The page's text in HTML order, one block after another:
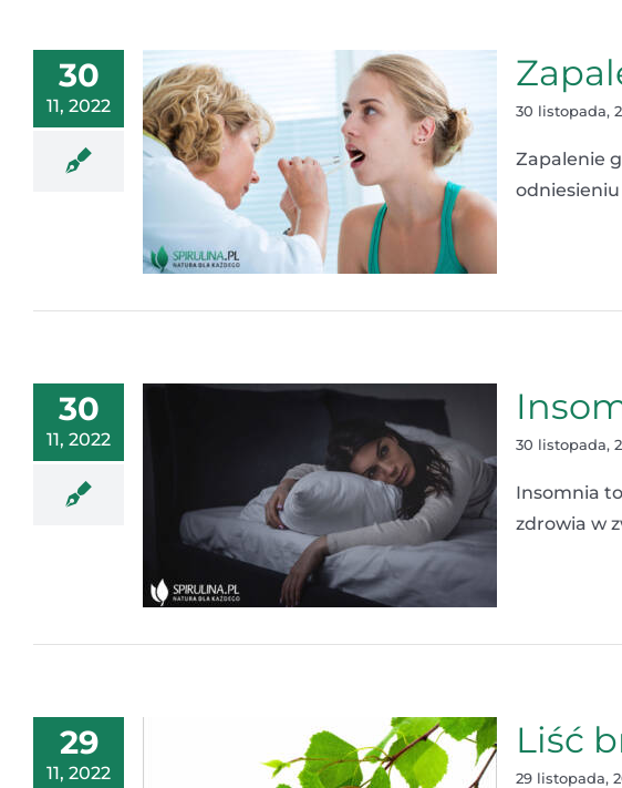
30
11, 2022 30 listopada,
Zapalenie
30
11, 2022 30 listopada,
Insomnia
zdrowia w
29
11, 2022
Liść
29 listopada,